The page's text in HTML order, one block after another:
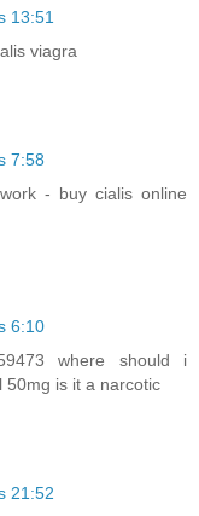
13:51
viagra
7:58
- buy cialis online
6:10
where should i
50mg is it a narcotic
21:52